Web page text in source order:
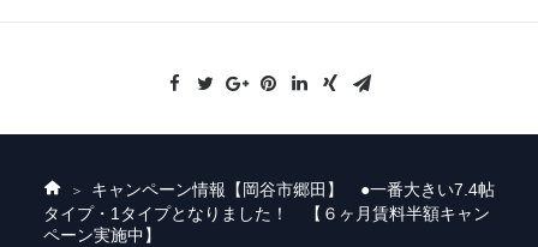
ホ
ー
ム
キャンペーン情報 【岡谷市郷田】 ●一番大きい7.4帖
タイプ・1タイプとなりました！ 【６ヶ月賃料半額キャン
ペーン実施中】